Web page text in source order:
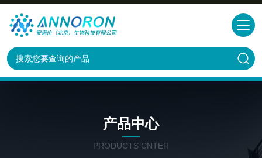
产品中心
PRODUCTS CNTER